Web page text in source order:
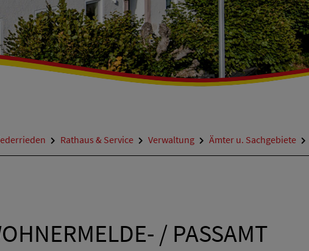
Rathaus & Service Verwaltung Ämter u. Sachgebiete
/ PASSAMT